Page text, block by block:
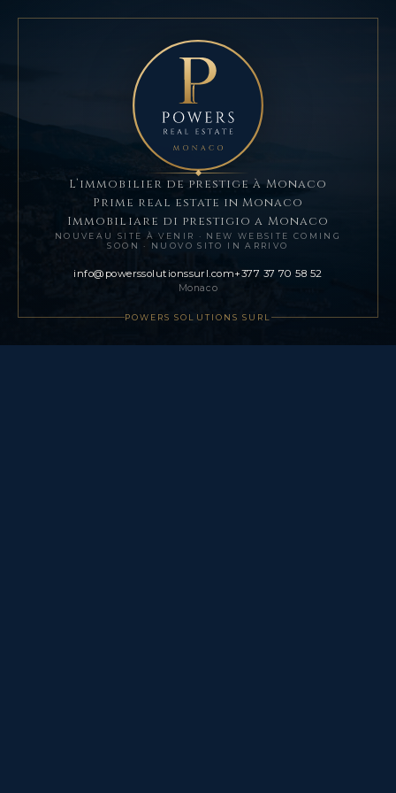
L’immobilier de prestige à Monaco
Prime real estate in Monaco
Immobiliare di prestigio a Monaco
NOUVEAU SITE À VENIR · NEW WEBSITE COMING
SOON
· NUOVO SITO IN ARRIVO
info@powerssolutionssurl.com+377 37 70 58 52
Monaco
POWERS SOLUTIONS SURL